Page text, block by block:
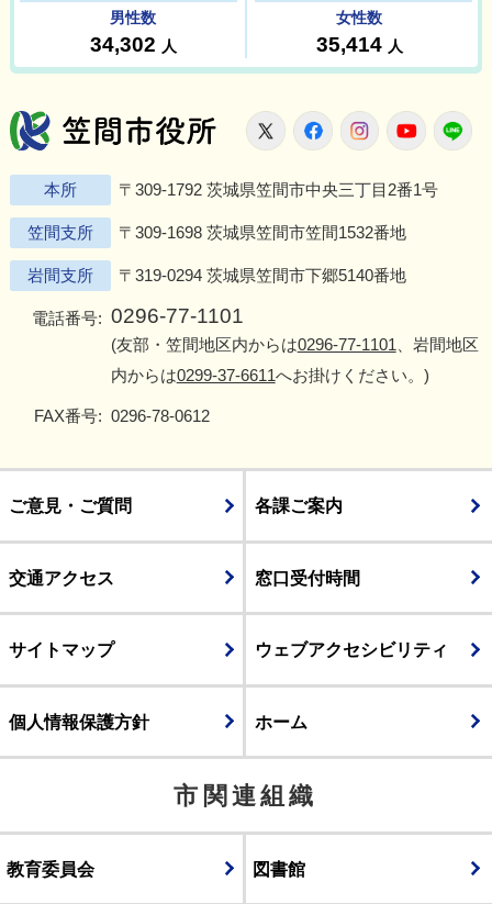
笠間市役所
X FacebookInstagram
本所 〒309-1792 茨城県笠間市中央三丁目2番1号
笠間支所 〒309-1698 茨城県笠間市笠間1532番地
岩間支所 〒319-0294 茨城県笠間市下郷5140番地
電話番号: 0296-77-1101
(友部・笠間地区内からは0296-77-1101、岩間地区
内からは0299-37-6611へお掛けください。)
FAX番号: 0296-78-0612
ご意見・ご質問 各課ご案内
交通アクセス 窓口受付時間
サイトマップ ウェブアクセシビリティ
個人情報保護方針 ホーム
市関連組織
教育委員会 図書館